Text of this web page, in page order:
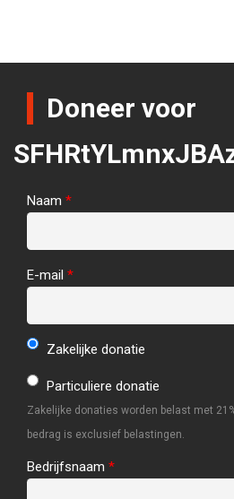
Doneer voor
Naam *
E-mail *
Zakelijke donatie
Particuliere donatie
Zakelijke donaties worden belast met
bedrag is exclusief belastingen.
Bedrijfsnaam *